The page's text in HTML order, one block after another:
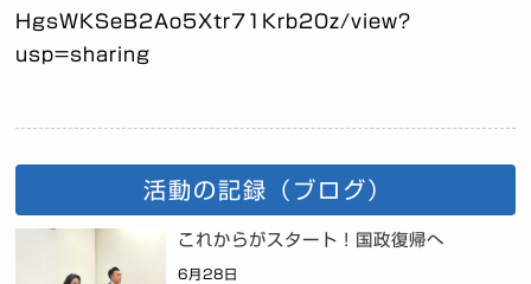
HgsWKSeB2Ao5Xtr71Krb20z/view?
usp=sharing
活動の記録（ブログ）
これからがスタート！国政復帰へ
6月28日